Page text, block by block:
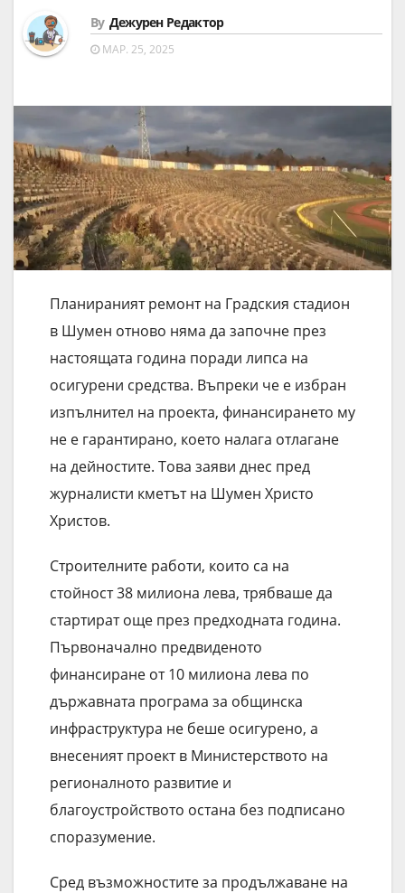
By Дежурен Редактор
МАР. 25, 2025
Планираният ремонт на Градския стадион
в Шумен отново няма да започне през
настоящата година поради липса на
осигурени средства. Въпреки че е избран
изпълнител на проекта, финансирането му
не е гарантирано, което налага отлагане
на дейностите. Това заяви днес пред
журналисти кметът на Шумен Христо
Христов.
Строителните работи, които са на
стойност 38 милиона лева, трябваше да
стартират още през предходната година.
Първоначално предвиденото
финансиране от 10 милиона лева по
държавната програма за общинска
инфраструктура не беше осигурено, а
внесеният проект в Министерството на
регионалното развитие и
благоустройството остана без подписано
споразумение.
Сред възможностите за продължаване на